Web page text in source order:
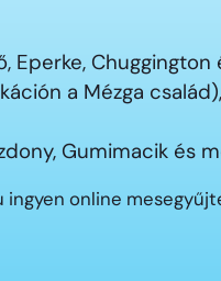
Eperke, Chuggington
a Mézga
Gumimacik és
ingyen online